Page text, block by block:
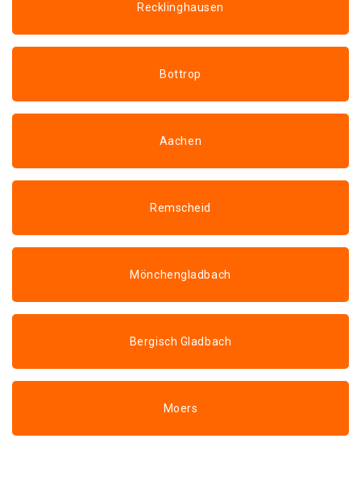
Recklinghausen
Bottrop
Aachen
Remscheid
Mönchengladbach
Bergisch Gladbach
Moers